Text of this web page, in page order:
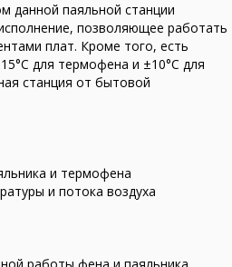
данной паяльной станции
позволяющее работать
плат. Кроме того, есть
для термофена и ±10°С для
станция от бытовой
и термофена
и потока воздуха